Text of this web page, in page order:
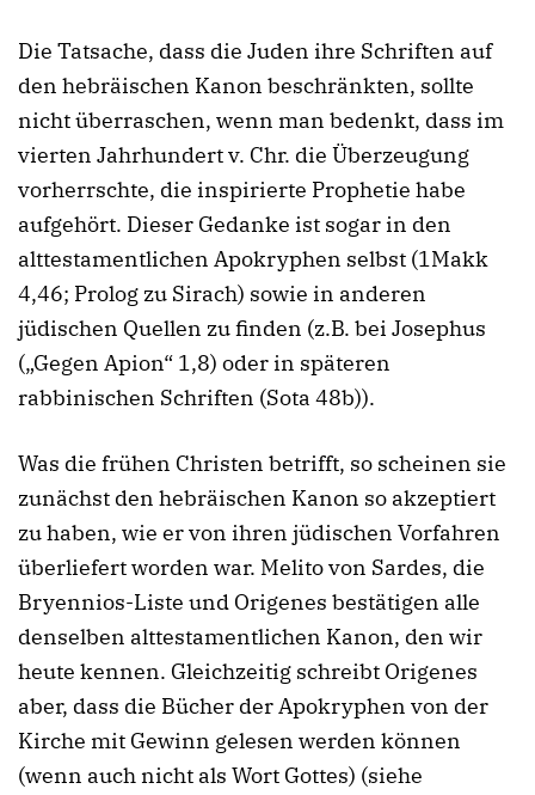
Die Tatsache, dass die Juden ihre Schriften auf
den hebräischen Kanon beschränkten, sollte
nicht überraschen, wenn man bedenkt, dass im
vierten Jahrhundert v. Chr. die Überzeugung
vorherrschte, die inspirierte Prophetie habe
aufgehört. Dieser Gedanke ist sogar in den
alttestamentlichen Apokryphen selbst (1Makk
4,46; Prolog zu Sirach) sowie in anderen
jüdischen Quellen zu finden (z.B. bei Josephus
(„Gegen Apion“ 1,8) oder in späteren
rabbinischen Schriften (Sota 48b)).
Was die frühen Christen betrifft, so scheinen sie
zunächst den hebräischen Kanon so akzeptiert
zu haben, wie er von ihren jüdischen Vorfahren
überliefert worden war. Melito von Sardes, die
Bryennios-Liste und Origenes bestätigen alle
denselben alttestamentlichen Kanon, den wir
heute kennen. Gleichzeitig schreibt Origenes
aber, dass die Bücher der Apokryphen von der
Kirche mit Gewinn gelesen werden können
(wenn auch nicht als Wort Gottes) (siehe